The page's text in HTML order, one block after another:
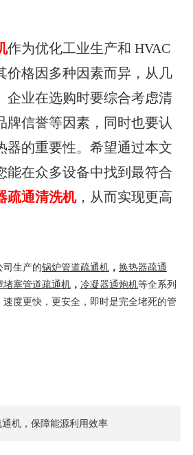
作为优化工业生产和 HVAC
价格因多种因素而异，从几
企业在选购时要综合考虑清
牌信誉等因素，同时也要认
器的重要性。希望通过本文
能在众多设备中找到最符合
疏通清洗机，从而实现更高
司生产的锅炉管道疏通机， 换热器疏通
堵塞管道疏通机， 冷凝器通炮机等全系列
度更快，更安全，即时是完全堵死的管
机，保障能源利用效率